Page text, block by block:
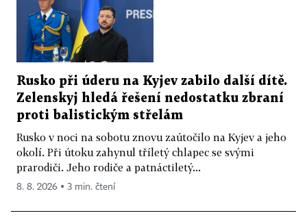
Rusko při úderu na Kyjev zabilo další dítě.
Zelenskyj hledá řešení nedostatku zbraní
proti balistickým střelám
Rusko v noci na sobotu znovu zaútočilo na Kyjev a jeho
okolí. Při útoku zahynul tříletý chlapec se svými
prarodiči. Jeho rodiče a patnáctiletý...
8. 8. 2026 ▪ 3 min. čtení